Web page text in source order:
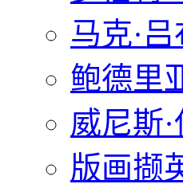
马克·吕
鲍德里
威尼斯
版画撷